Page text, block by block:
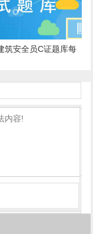
筑安全员C证题库每